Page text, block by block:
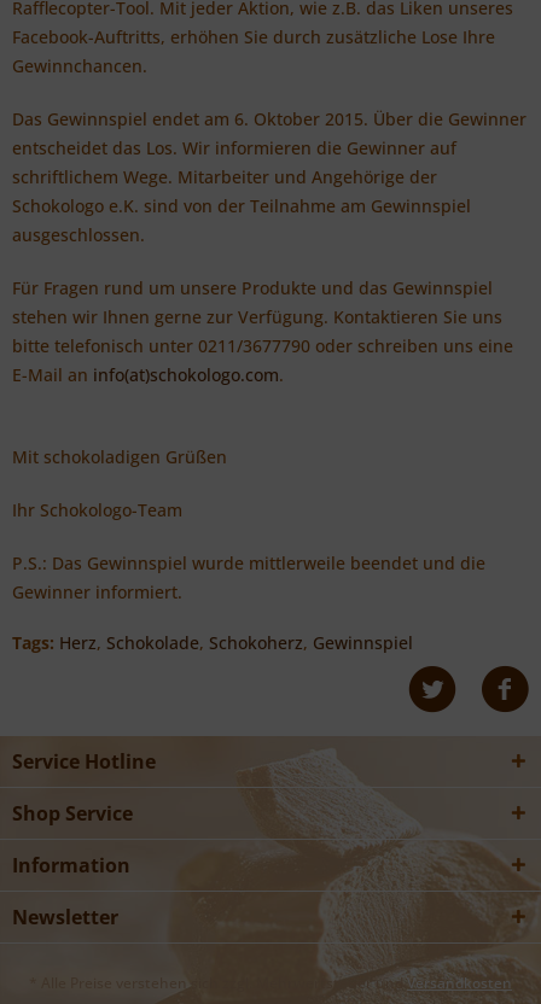
Rafflecopter-Tool. Mit jeder Aktion, wie z.B. das Liken unseres
Facebook-Auftritts, erhöhen Sie durch zusätzliche Lose Ihre
Gewinnchancen.
Das Gewinnspiel endet am 6. Oktober 2015. Über die Gewinner
entscheidet das Los. Wir informieren die Gewinner auf
schriftlichem Wege. Mitarbeiter und Angehörige der
Schokologo e.K. sind von der Teilnahme am Gewinnspiel
ausgeschlossen.
Für Fragen rund um unsere Produkte und das Gewinnspiel
stehen wir Ihnen gerne zur Verfügung. Kontaktieren Sie uns
bitte telefonisch unter 0211/3677790 oder schreiben uns eine
E-Mail an info(at)schokologo.com.
Mit schokoladigen Grüßen
Ihr Schokologo-Team
P.S.: Das Gewinnspiel wurde mittlerweile beendet und die
Gewinner informiert.
Tags: Herz, Schokolade, Schokoherz, Gewinnspiel
Service Hotline
Shop Service
Information
Newsletter
* Alle Preise verstehen sich zzgl. Mehrwertsteuer undVersandkosten